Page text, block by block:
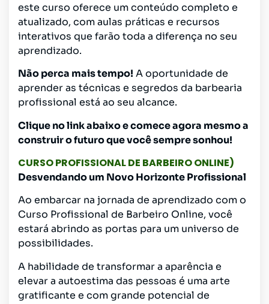
este curso oferece um conteúdo completo e
atualizado, com aulas práticas e recursos
interativos que farão toda a diferença no seu
aprendizado.
Não perca mais tempo! A oportunidade de
aprender as técnicas e segredos da barbearia
profissional está ao seu alcance.
Clique no link abaixo e comece agora mesmo a
construir o futuro que você sempre sonhou!
CURSO PROFISSIONAL DE BARBEIRO ONLINE)
Desvendando um Novo Horizonte Profissional
Ao embarcar na jornada de aprendizado com o
Curso Profissional de Barbeiro Online, você
estará abrindo as portas para um universo de
possibilidades.
A habilidade de transformar a aparência e
elevar a autoestima das pessoas é uma arte
gratificante e com grande potencial de